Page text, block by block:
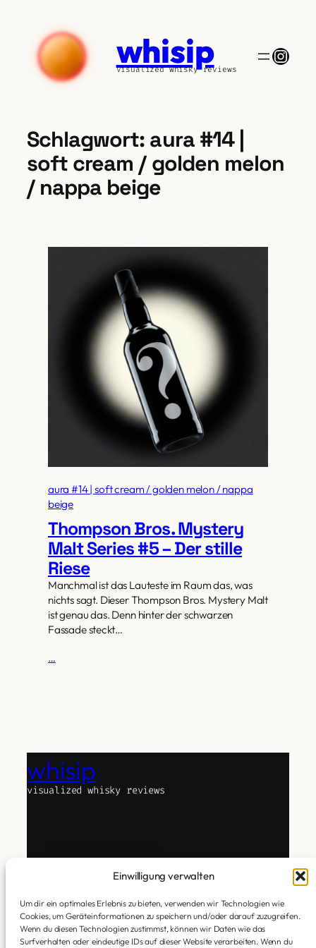
Einwilligung verwalten
Um dir ein optimales Erlebnis zu bieten, verwenden wir Technologien wie
Cookies, um Geräteinformationen zu speichern und/oder darauf zuzugreifen.
Wenn du diesen Technologien zustimmst, können wir Daten wie das
Surfverhalten oder eindeutige IDs auf dieser Website verarbeiten. Wenn du
springen
whisip
visualized whisky reviews
Schlagwort: aura #14 |
soft cream / golden melon
/ nappa beige
aura #14 | soft cream / golden melon / nappa
beige
Thompson Bros. Mystery
Malt Series #5 – Der stille
Riese
Manchmal ist das Lauteste im Raum das, was
nichts sagt. Dieser Thompson Bros. Mystery Malt
ist genau das. Denn hinter der schwarzen
Fassade steckt…
…
whisip
visualized whisky reviews
whisip ist anders.
Das Experiment Text, Whisky und Technologie zu
Ich verkoste. Subjektiv. Ehrlich. Ohne Attitüde.
Dann übersetzt KI meine Geschmackseindrücke in
eine Aura.